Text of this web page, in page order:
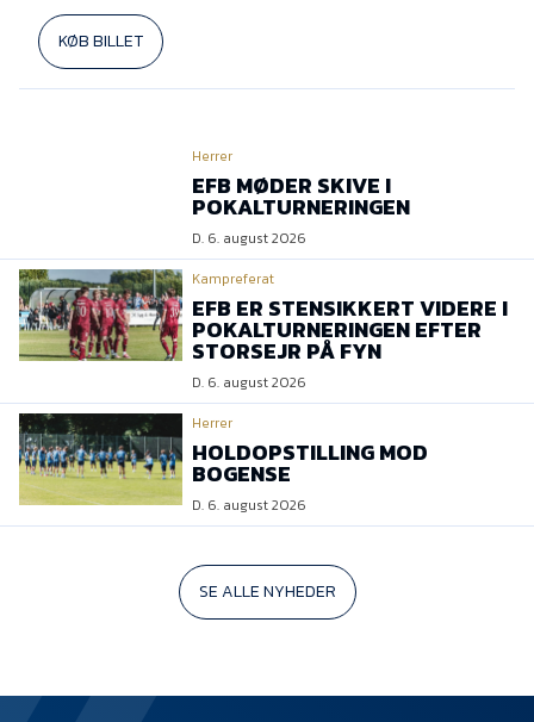
KØB BILLET
Herrer
EFB MØDER SKIVE I
POKALTURNERINGEN
D. 6. august 2026
Kampreferat
EFB ER STENSIKKERT VIDERE I
POKALTURNERINGEN EFTER
STORSEJR PÅ FYN
D. 6. august 2026
Herrer
HOLDOPSTILLING MOD
BOGENSE
D. 6. august 2026
SE ALLE NYHEDER